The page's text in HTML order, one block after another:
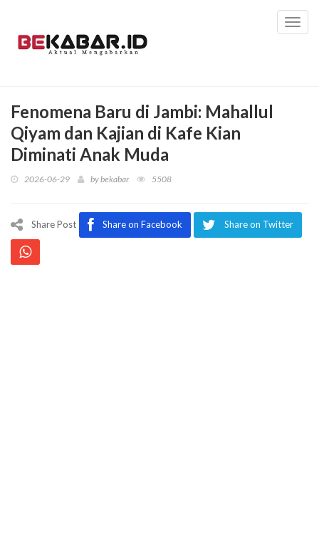
Fenomena Baru di Jambi: Mahallul
Qiyam dan Kajian di Kafe Kian
Diminati Anak Muda
2026-06-29 bybekabar 5508
Share Post Share on Facebook Share on Twitter